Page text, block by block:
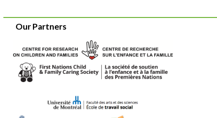
Our Partners